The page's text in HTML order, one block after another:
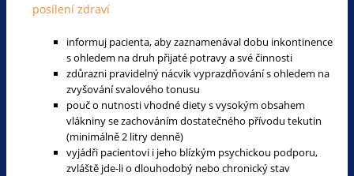
posílení zdraví
informuj pacienta, aby zaznamenával dobu inkontinence
s ohledem na druh přijaté potravy a své činnosti
zdůrazni pravidelný nácvik vyprazdňování s ohledem na
zvyšování svalového tonusu
pouč o nutnosti vhodné diety s vysokým obsahem
vlákniny se zachováním dostatečného přívodu tekutin
(minimálně 2 litry denně)
vyjádři pacientovi i jeho blízkým psychickou podporu,
zvláště jde-li o dlouhodobý nebo chronický stav